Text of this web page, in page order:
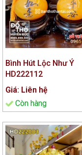
Bình Hút Lộc Như Ý
HD222112
Giá: Liên hệ
Còn hàng